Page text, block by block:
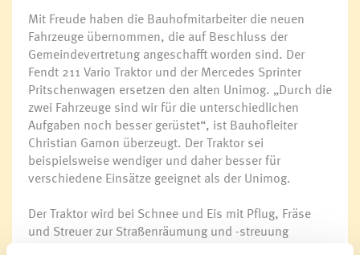
Mit Freude haben die Bauhofmitarbeiter die neuen
Fahrzeuge übernommen, die auf Beschluss der
Gemeindevertretung angeschafft worden sind. Der
Fendt 211 Vario Traktor und der Mercedes Sprinter
Pritschenwagen ersetzen den alten Unimog. „Durch die
zwei Fahrzeuge sind wir für die unterschiedlichen
Aufgaben noch besser gerüstet“, ist Bauhofleiter
Christian Gamon überzeugt. Der Traktor sei
beispielsweise wendiger und daher besser für
verschiedene Einsätze geeignet als der Unimog.
Der Traktor wird bei Schnee und Eis mit Pflug, Fräse
und Streuer zur Straßenräumung und -streuung